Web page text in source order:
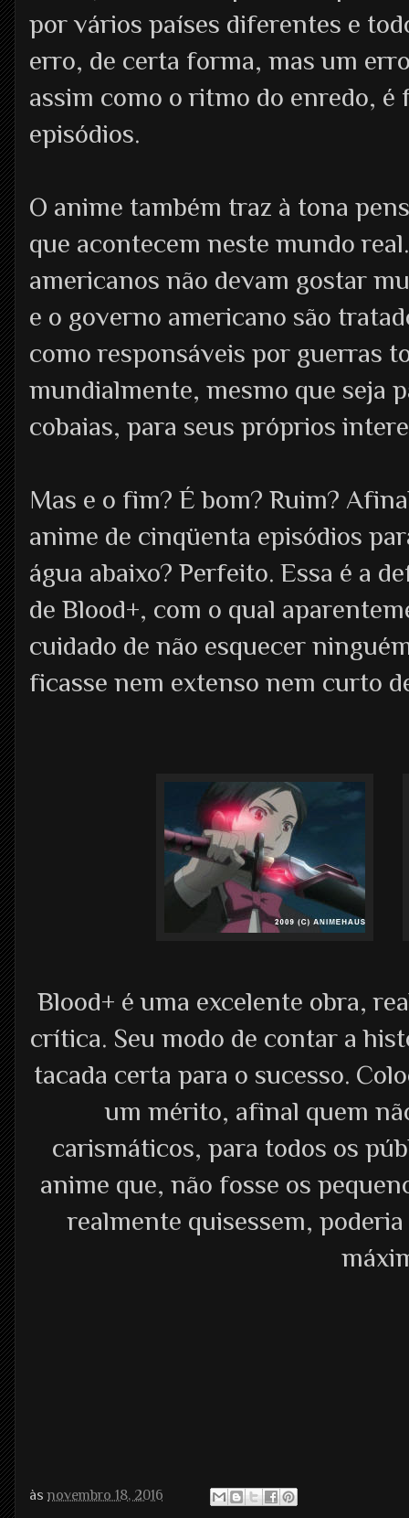
por vários países diferentes e
erro, de certa forma, mas um
assim como o ritmo do enredo,
episódios.
O anime também traz à tona
que acontecem neste mundo
americanos não devam gostar
e o governo americano são
como responsáveis por guerras
mundialmente, mesmo que seja
cobaias, para seus próprios
Mas e o fim? É bom? Ruim?
anime de cinqüenta episódios
água abaixo? Perfeito. Essa é a
de Blood+, com o qual
cuidado de não esquecer
ficasse nem extenso nem curto
Blood+ é uma excelente obra,
crítica. Seu modo de contar a
tacada certa para o sucesso.
um mérito, afinal quem
carismáticos, para todos os
anime que, não fosse os
realmente quisessem,
àsnovembro 18, 2016